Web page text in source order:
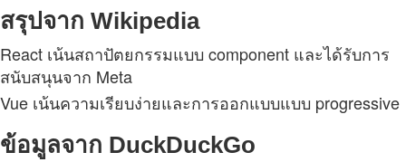
สรุปจาก Wikipedia
React เน้นสถาปัตยกรรมแบบ component และได้รับการ
สนับสนุนจาก Meta
Vue เน้นความเรียบง่ายและการออกแบบแบบ progressive
ข้อมูลจาก DuckDuckGo